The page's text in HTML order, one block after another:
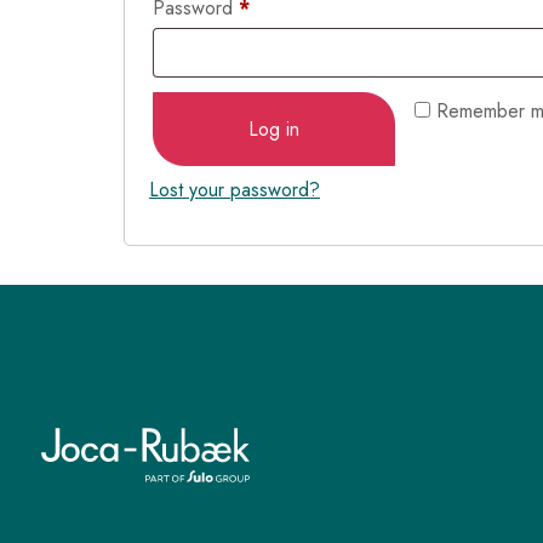
Password *
Remember
Log in
Lost your password?